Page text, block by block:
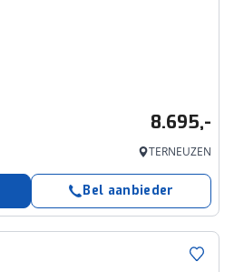
8.695,-
TERNEUZEN
Bel aanbieder